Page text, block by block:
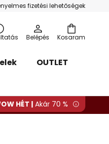
fizetési lehetőségek
Kosaram
Belépés
OUTLET
HÉT |Akár 70 %